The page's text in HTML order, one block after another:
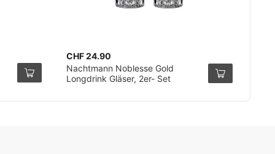
CHF 24.90
Nachtmann Noblesse Gold
Longdrink Gläser, 2er- Set